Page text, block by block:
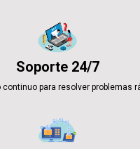
Soporte 24/7
para resolver problemas